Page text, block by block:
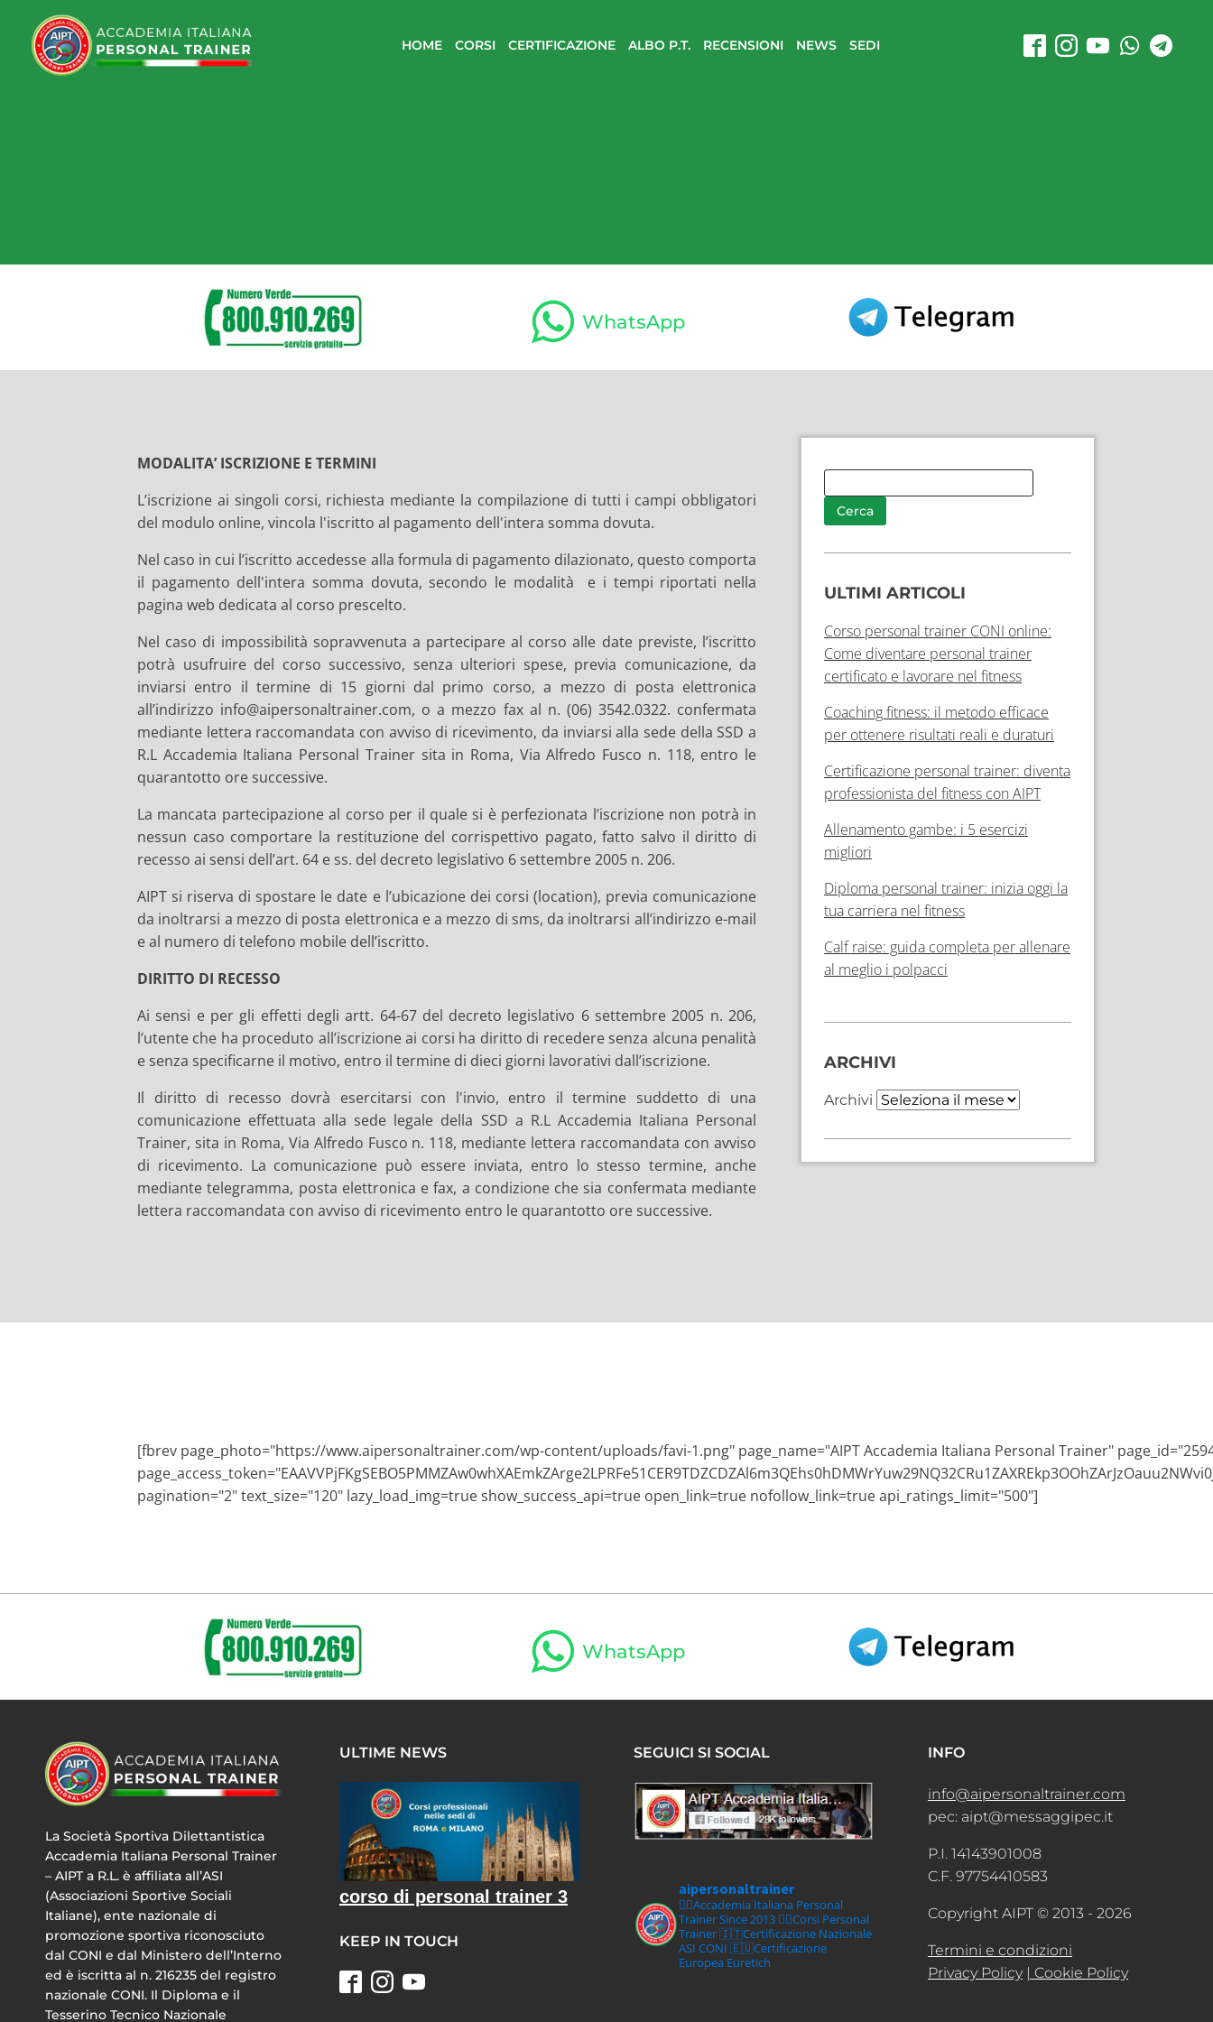
HOME CORSI CERTIFICAZIONE ALBO P.T. RECENSIONI NEWS SEDI
WhatsApp
MODALITA’ ISCRIZIONE E TERMINI
L’iscrizione ai singoli corsi, richiesta mediante la compilazione di tutti i campi obbligatori
del modulo online, vincola l'iscritto al pagamento dell'intera somma dovuta.
Nel caso in cui l’iscritto accedesse alla formula di pagamento dilazionato, questo comporta
il pagamento dell'intera somma dovuta, secondo le modalità e i tempi riportati nella
pagina web dedicata al corso prescelto.
Nel caso di impossibilità sopravvenuta a partecipare al corso alle date previste, l’iscritto
potrà usufruire del corso successivo, senza ulteriori spese, previa comunicazione, da
inviarsi entro il termine di 15 giorni dal primo corso, a mezzo di posta elettronica
all’indirizzo info@aipersonaltrainer.com, o a mezzo fax al n. (06) 3542.0322. confermata
mediante lettera raccomandata con avviso di ricevimento, da inviarsi alla sede della SSD a
R.L Accademia Italiana Personal Trainer sita in Roma, Via Alfredo Fusco n. 118, entro le
quarantotto ore successive.
La mancata partecipazione al corso per il quale si è perfezionata l’iscrizione non potrà in
nessun caso comportare la restituzione del corrispettivo pagato, fatto salvo il diritto di
recesso ai sensi dell’art. 64 e ss. del decreto legislativo 6 settembre 2005 n. 206.
AIPT si riserva di spostare le date e l’ubicazione dei corsi (location), previa comunicazione
da inoltrarsi a mezzo di posta elettronica e a mezzo di sms, da inoltrarsi all’indirizzo e-mail
e al numero di telefono mobile dell’iscritto.
DIRITTO DI RECESSO
Ai sensi e per gli effetti degli artt. 64-67 del decreto legislativo 6 settembre 2005 n. 206,
l’utente che ha proceduto all’iscrizione ai corsi ha diritto di recedere senza alcuna penalità
e senza specificarne il motivo, entro il termine di dieci giorni lavorativi dall’iscrizione.
Il diritto di recesso dovrà esercitarsi con l'invio, entro il termine suddetto di una
comunicazione effettuata alla sede legale della SSD a R.L Accademia Italiana Personal
Trainer, sita in Roma, Via Alfredo Fusco n. 118, mediante lettera raccomandata con avviso
di ricevimento. La comunicazione può essere inviata, entro lo stesso termine, anche
mediante telegramma, posta elettronica e fax, a condizione che sia confermata mediante
lettera raccomandata con avviso di ricevimento entro le quarantotto ore successive.
ULTIMI ARTICOLI
Corso personal trainer CONI online:
Come diventare personal trainer
certificato e lavorare nel fitness
Coaching fitness: il metodo efficace
per ottenere risultati reali e duraturi
Certificazione personal trainer: diventa
professionista del fitness con AIPT
Allenamento gambe: i 5 esercizi
migliori
Diploma personal trainer: inizia oggi la
tua carriera nel fitness
Calf raise: guida completa per allenare
al meglio i polpacci
ARCHIVI
Archivi
[fbrev page_photo="https://www.aipersonaltrainer.com/wp-content/uploads/favi-1.png" page_name="AIPT Accademia Italiana Personal Trainer"
pagination="2" text_size="120" lazy_load_img=true show_success_api=true open_link=true nofollow_link=true api_ratings_limit="500"]
WhatsApp
La Società Sportiva Dilettantistica
Accademia Italiana Personal Trainer
– AIPT a R.L. è affiliata all’ASI
(Associazioni Sportive Sociali
Italiane), ente nazionale di
promozione sportiva riconosciuto
dal CONI e dal Ministero dell’Interno
ed è iscritta al n. 216235 del registro
nazionale CONI. Il Diploma e il
Tesserino Tecnico Nazionale
ULTIME NEWS
corso di personal trainer 3
KEEP IN TOUCH
SEGUICI SI SOCIAL
aipersonaltrainer
🏋‍♀️Accademia Italiana Personal
Trainer Since 2013 🏋‍♂️Corsi Personal
Trainer🇮🇹Certificazione Nazionale
ASI CONI 🇪🇺Certificazione
Europea Euretich
INFO
info@aipersonaltrainer.com
pec: aipt@messaggipec.it
P.I. 14143901008
C.F. 97754410583
Copyright AIPT © 2013 - 2026
Termini e condizioni
Privacy Policy | Cookie Policy